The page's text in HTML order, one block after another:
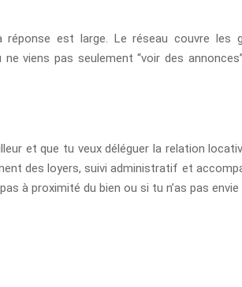
est large. Le réseau couvre les
viens pas seulement “voir des
et que tu veux déléguer la relation
des loyers, suivi administratif et
à proximité du bien ou si tu n’as pas envie